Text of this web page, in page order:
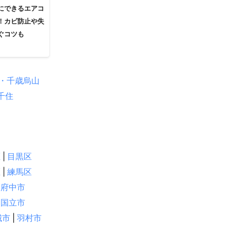
できるエアコ
カビ防止や失
コツも
千歳烏山
住
目黒区
練馬区
府中市
国立市
市
羽村市